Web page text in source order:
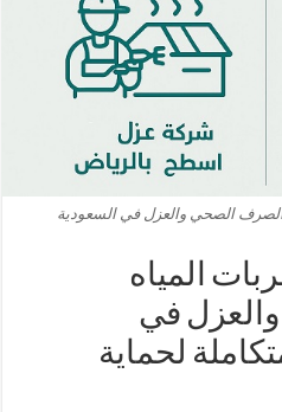
الصحي والعزل في السعودية
المياه
في
لحماية